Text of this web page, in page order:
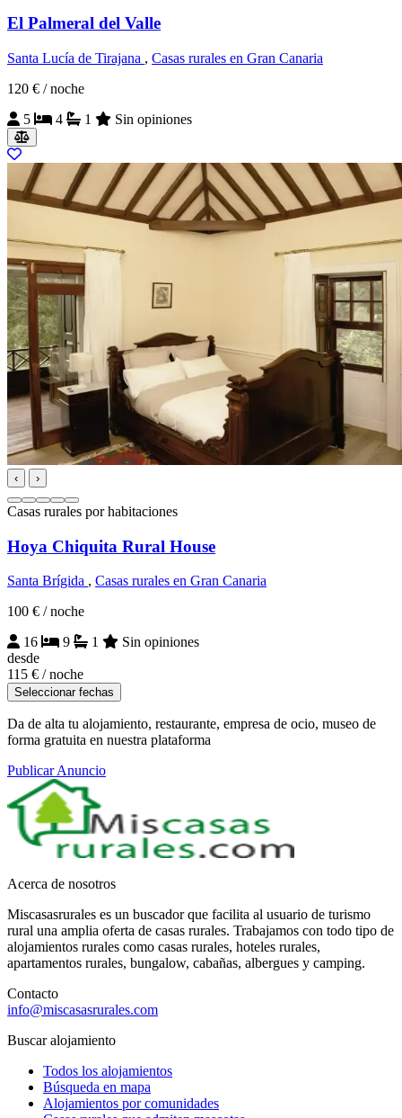
El Palmeral del Valle
Santa Lucía de Tirajana , Casas rurales en Gran Canaria
120 € / noche
5
4 1 Sin opiniones
‹ ›
Casas rurales por habitaciones
Hoya Chiquita Rural House
Santa Brígida , Casas rurales en Gran Canaria
100 € / noche
16
9 1
Sin opiniones
desde
115 € / noche
Seleccionar fechas
Da de alta tu alojamiento, restaurante, empresa de ocio, museo de
forma gratuita en nuestra plataforma
Publicar Anuncio
Acerca de nosotros
Miscasasrurales es un buscador que facilita al usuario de turismo
rural una amplia oferta de casas rurales. Trabajamos con todo tipo de
alojamientos rurales como casas rurales, hoteles rurales,
apartamentos rurales, bungalow, cabañas, albergues y camping.
Contacto
info@miscasasrurales.com
Buscar alojamiento
Todos los alojamientos
Búsqueda en mapa
Alojamientos por comunidades